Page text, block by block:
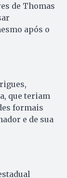
de Thomas
após o
que teriam
formais
e de sua